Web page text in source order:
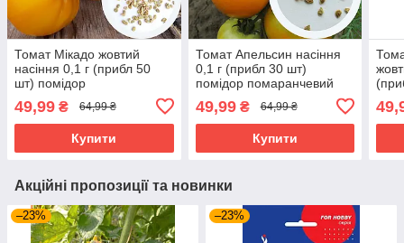
Томат Мікадо жовтий
насіння 0,1 г (прибл 50
шт) помідор
високорослий
49,99 ₴ 64,99 ₴
Купити
Томат Апельсин насіння
0,1 г (прибл 30 шт)
помідор помаранчевий
високорослий
49,99₴ 64,99 ₴
Купити
Акційні пропозиції та новинки
–23% –23%